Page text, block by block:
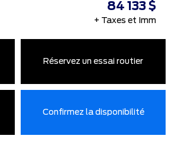
84 133 $
+ Taxes et Imm
Réservez un essai routier
Confirmez la disponibilité